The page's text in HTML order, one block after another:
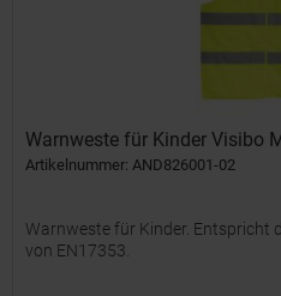
Warnweste für Kinder Visibo
Artikelnummer: AND826001-02
Warnweste für Kinder. Entspricht
von EN17353.